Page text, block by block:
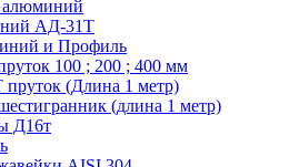
алюминий
АД-31Т
и Профиль
100 ; 200 ; 400 мм
(Длина 1 метр)
(длина 1 метр)
Д16т